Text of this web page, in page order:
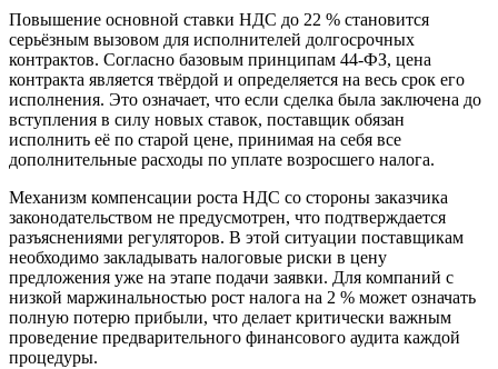
Повышение основной ставки НДС до 22 % становится
серьёзным вызовом для исполнителей долгосрочных
контрактов. Согласно базовым принципам 44-ФЗ, цена
контракта является твёрдой и определяется на весь срок его
исполнения. Это означает, что если сделка была заключена до
вступления в силу новых ставок, поставщик обязан
исполнить её по старой цене, принимая на себя все
дополнительные расходы по уплате возросшего налога.
Механизм компенсации роста НДС со стороны заказчика
законодательством не предусмотрен, что подтверждается
разъяснениями регуляторов. В этой ситуации поставщикам
необходимо закладывать налоговые риски в цену
предложения уже на этапе подачи заявки. Для компаний с
низкой маржинальностью рост налога на 2 % может означать
полную потерю прибыли, что делает критически важным
проведение предварительного финансового аудита каждой
процедуры.